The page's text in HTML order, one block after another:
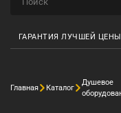
ГАРАНТИЯ ЛУЧШЕЙ ЦЕНЫ
Главная Каталог
Душевое